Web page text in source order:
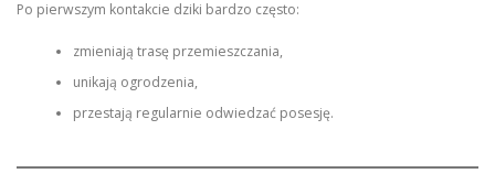
Po pierwszym kontakcie dziki bardzo często:
zmieniają trasę przemieszczania,
unikają ogrodzenia,
przestają regularnie odwiedzać posesję.